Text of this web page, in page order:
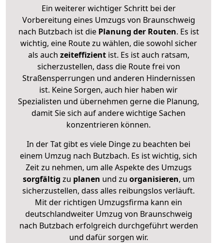
Ein weiterer wichtiger Schritt bei der
Vorbereitung eines Umzugs von Braunschweig
nach Butzbach ist diePlanung der Routen. Es ist
wichtig, eine Route zu wählen, die sowohl sicher
als auch zeiteffizientist. Es ist auch ratsam,
sicherzustellen, dass die Route frei von
Straßensperrungen und anderen Hindernissen
ist. Keine Sorgen, auch hier haben wir
Spezialisten und übernehmen gerne die Planung,
damit Sie sich auf andere wichtige Sachen
konzentrieren können.
In der Tat gibt es viele Dinge zu beachten bei
einem Umzug nach Butzbach. Es ist wichtig, sich
Zeit zu nehmen, um alle Aspekte des Umzugs
sorgfältig zu planen und zu organisieren, um
sicherzustellen, dass alles reibungslos verläuft.
Mit der richtigen Umzugsfirma kann ein
deutschlandweiter Umzug von Braunschweig
nach Butzbach erfolgreich durchgeführt werden
und dafür sorgen wir.